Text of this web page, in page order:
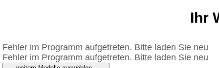
Ihr
Fehler im Programm aufgetreten. Bitte laden Sie neu
Fehler im Programm aufgetreten. Bitte laden Sie neu